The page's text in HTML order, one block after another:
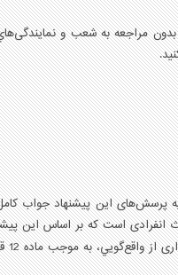
مراجعه به شعب و
پرسش‌های اين پيشنهاد جواب
انفرادی است كه بر اساس اين
بيمه باعث ابطال و سلب مزايای بيمه‌نامه خواهد شد.